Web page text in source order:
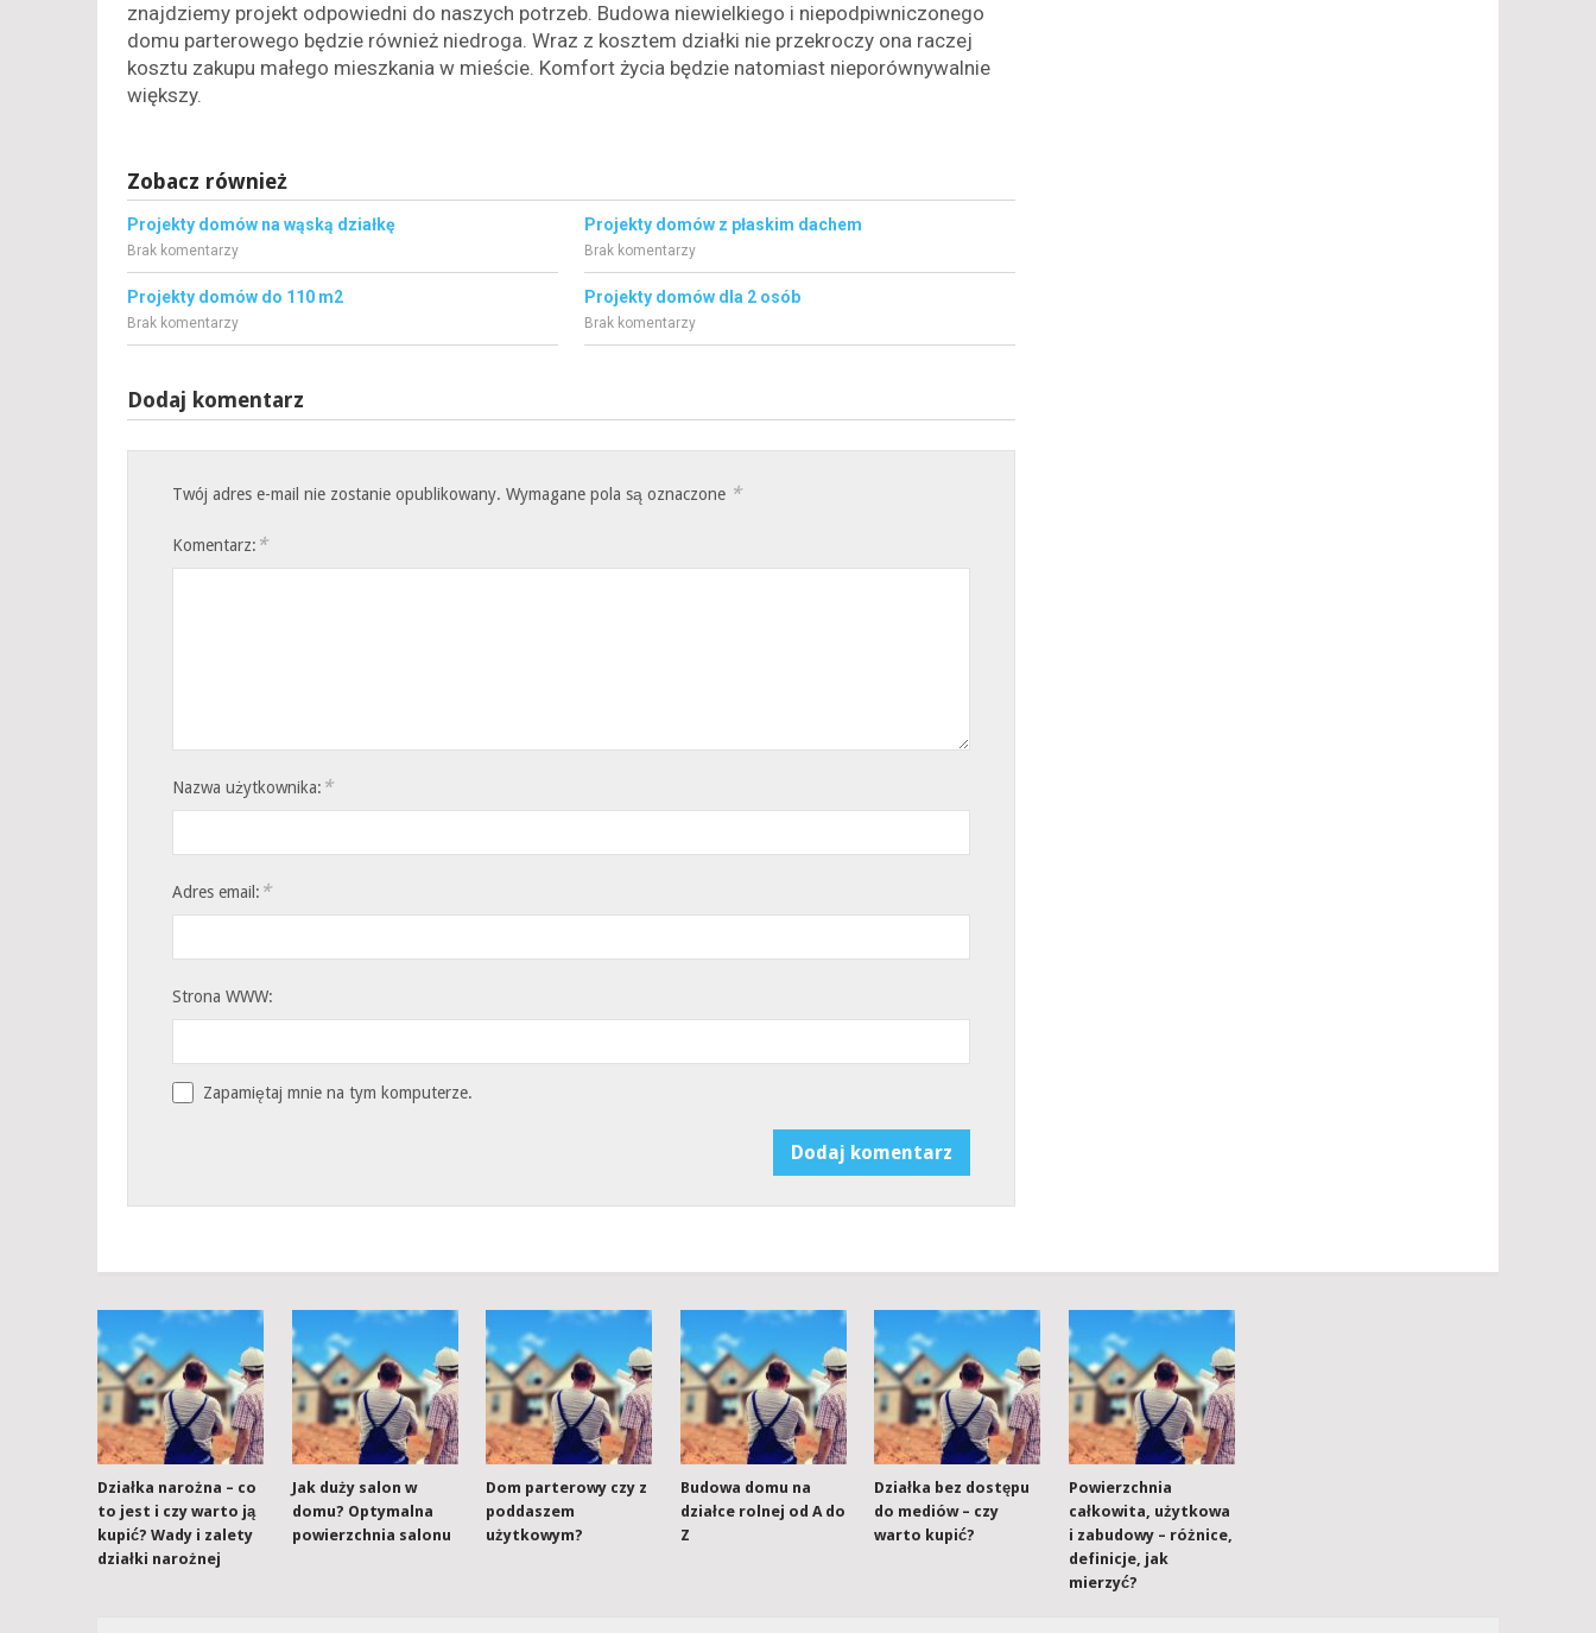
znajdziemy projekt odpowiedni do naszych potrzeb. Budowa niewielkiego i niepodpiwniczonego
domu parterowego będzie również niedroga. Wraz z kosztem działki nie przekroczy ona raczej
kosztu zakupu małego mieszkania w mieście. Komfort życia będzie natomiast nieporównywalnie
większy.
Zobacz również
Projekty domów na wąską działkę
Brak komentarzy
Projekty domów z płaskim dachem
Brak komentarzy
Projekty domów do 110 m2
Brak komentarzy
Projekty domów dla 2 osób
Brak komentarzy
Dodaj komentarz
Twój adres e-mail nie zostanie opublikowany. Wymagane pola są oznaczone *
Komentarz: *
Nazwa użytkownika: *
Adres email: *
Strona WWW:
Zapamiętaj mnie na tym komputerze.
Działka narożna – co
to jest i czy warto ją
kupić? Wady i zalety
działki narożnej
Jak duży salon w
domu? Optymalna
powierzchnia salonu
Dom parterowy czy z
poddaszem
użytkowym?
Budowa domu na
działce rolnej od A do
Z
Działka bez dostępu
do mediów – czy
warto kupić?
Powierzchnia
całkowita, użytkowa
i zabudowy – różnice,
definicje, jak
mierzyć?